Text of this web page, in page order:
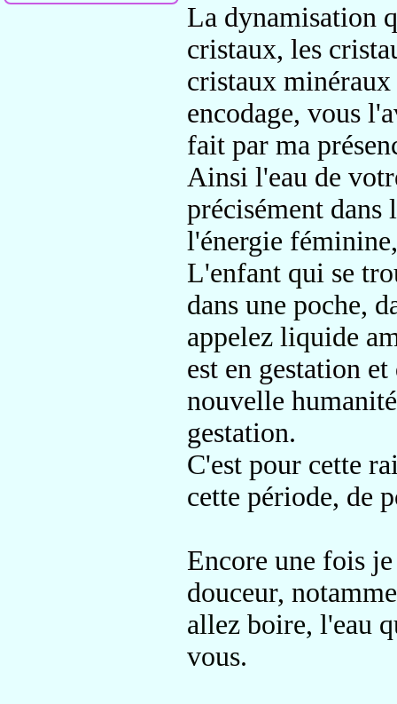
La dynamisation
cristaux, les
cristaux
encodage, vous
fait par ma
Ainsi l'eau de
précisément dans
l'énergie
L'enfant qui se
dans une poche,
appelez liquide
est en gestation et
nouvelle
gestation.
C'est pour cette
cette période, de
Encore une fois
douceur,
allez boire, l'eau
vous.